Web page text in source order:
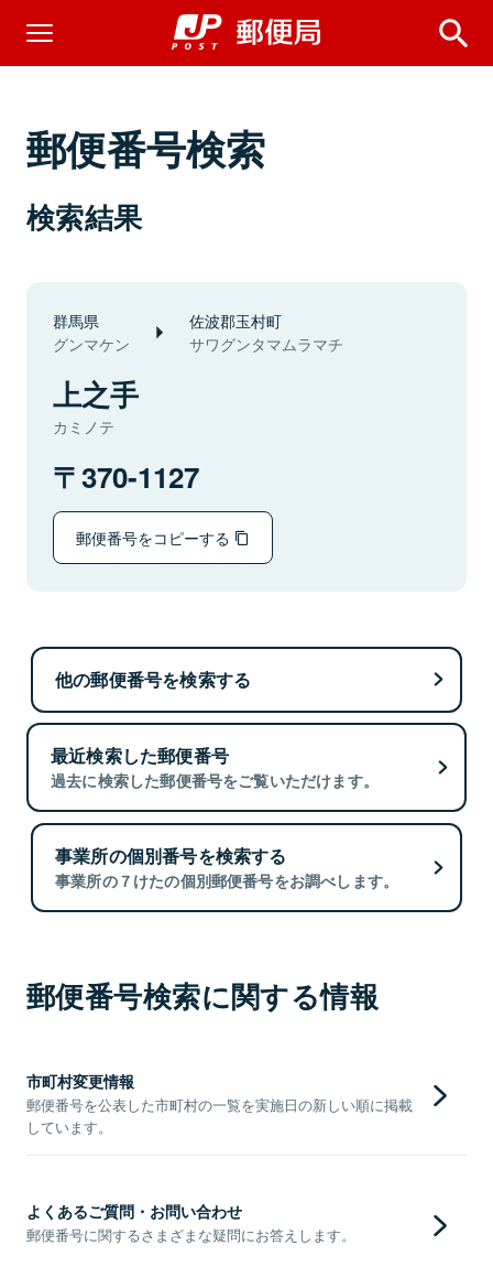
郵便番号検索
検索結果
群馬県
グンマケン
佐波郡玉村町
サワグンタマムラマチ
上之手
カミノテ
370-1127
郵便番号をコピーする
他の郵便番号を検索する
最近検索した郵便番号
過去に検索した郵便番号をご覧いただけます。
事業所の個別番号を検索する
事業所の７けたの個別郵便番号をお調べします。
郵便番号検索に関する情報
市町村変更情報
郵便番号を公表した市町村の一覧を実施日の新しい順に掲載
しています。
よくあるご質問・お問い合わせ
郵便番号に関するさまざまな疑問にお答えします。